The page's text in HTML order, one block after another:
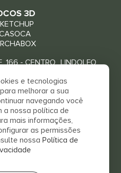
3D
166 - CENTRO LINDOLFO
CHEGAR
e tecnologias
melhorar a sua
navegando você
a nossa política de
mais informações,
as permissões
nossa Política de